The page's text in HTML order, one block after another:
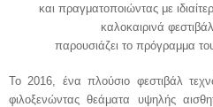
και πραγματοποιώντας με
καλοκαιρινά
παρουσιάζει το πρόγραμμα του
Το 2016, ένα πλούσιο φεστιβάλ
φιλοξενώντας θεάματα υψηλής